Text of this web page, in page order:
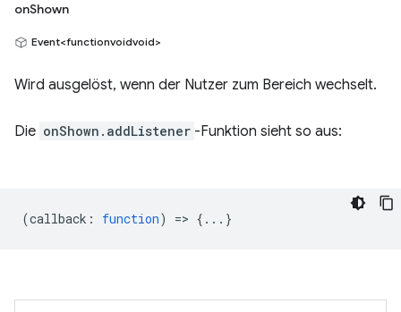
onShown
Event<functionvoidvoid>
Wird ausgelöst, wenn der Nutzer zum Bereich wechselt.
Die onShown.addListener -Funktion sieht so aus:
(callback : function) => {...}